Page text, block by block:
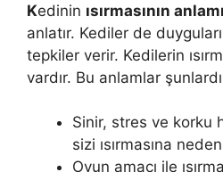
Kedinin ısırmasının anlamı
anlatır. Kediler de
tepkiler verir. Kedilerin
vardır. Bu anlamlar
Sinir, stres ve korku
sizi ısırmasına
Oyun amacı ile